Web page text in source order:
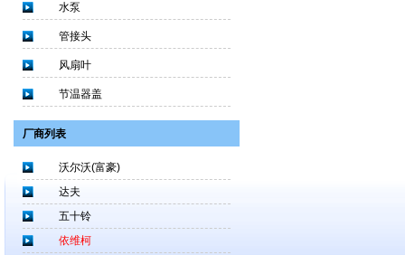
水泵
管接头
风扇叶
节温器盖
厂商列表
沃尔沃(富豪)
达夫
五十铃
依维柯